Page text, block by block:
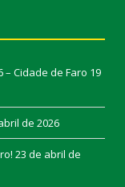
– Cidade de Faro 19
de 2026
23 de abril de